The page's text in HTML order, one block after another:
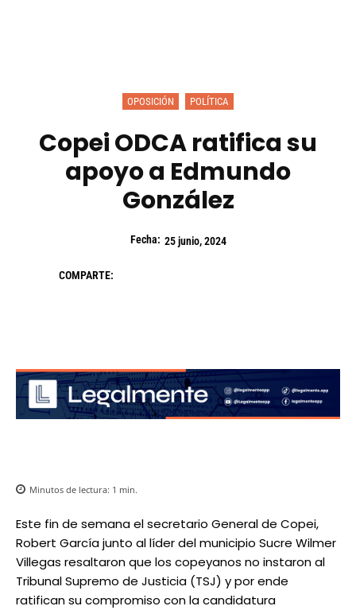
OPOSICIÓN POLÍTICA
Copei ODCA ratifica su
apoyo a Edmundo
González
Fecha: 25 junio, 2024
COMPARTE:
Minutos de lectura: 1 min.
Este fin de semana el secretario General de Copei,
Robert García junto al líder del municipio Sucre Wilmer
Villegas resaltaron que los copeyanos no instaron al
Tribunal Supremo de Justicia (TSJ) y por ende
ratifican su compromiso con la candidatura